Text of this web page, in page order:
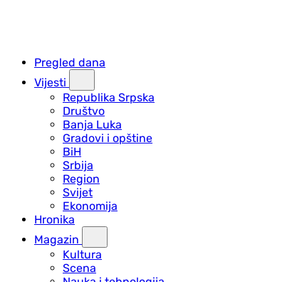
Pregled dana
Vijesti
Republika Srpska
Društvo
Banja Luka
Gradovi i opštine
BiH
Srbija
Region
Svijet
Ekonomija
Hronika
Magazin
Kultura
Scena